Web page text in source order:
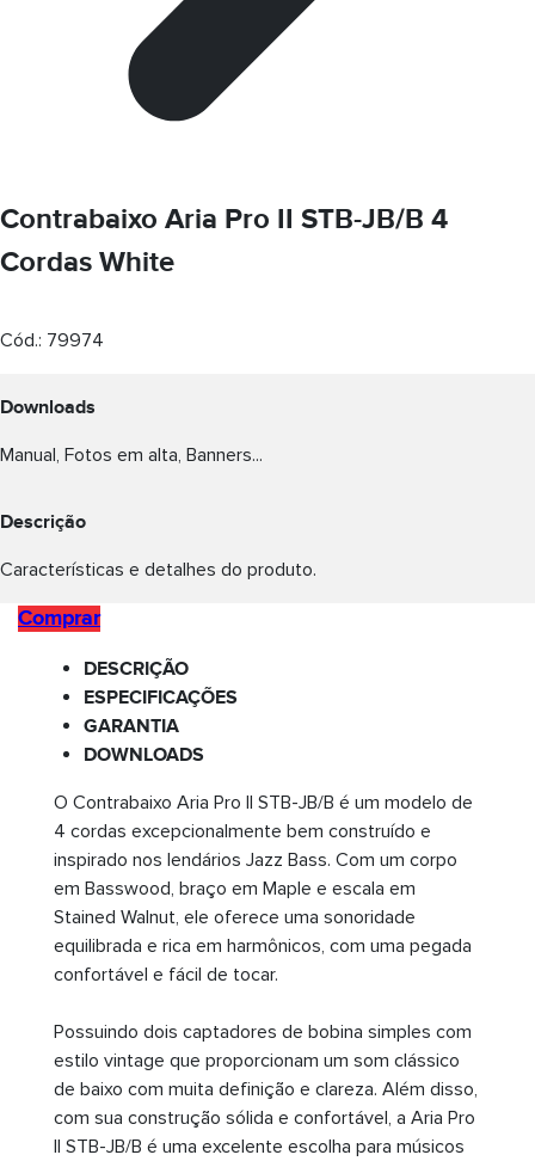
Contrabaixo Aria Pro II STB-JB/B 4
Cordas White
Cód.: 79974
Downloads
Manual, Fotos em alta, Banners...
Descrição
Características e detalhes do produto.
Comprar
DESCRIÇÃO
ESPECIFICAÇÕES
GARANTIA
DOWNLOADS
O Contrabaixo Aria Pro II STB-JB/B é um modelo de
4 cordas excepcionalmente bem construído e
inspirado nos lendários Jazz Bass. Com um corpo
em Basswood, braço em Maple e escala em
Stained Walnut, ele oferece uma sonoridade
equilibrada e rica em harmônicos, com uma pegada
confortável e fácil de tocar.
Possuindo dois captadores de bobina simples com
estilo vintage que proporcionam um som clássico
de baixo com muita definição e clareza. Além disso,
com sua construção sólida e confortável, a Aria Pro
II STB-JB/B é uma excelente escolha para músicos